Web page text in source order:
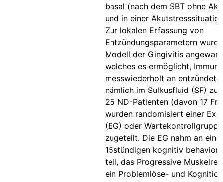
basal (nach dem SBT ohne
und in einer
Zur lokalen Erfassung von
Entzündungsparametern
Modell der Gingivitis
welches es ermöglicht,
messwiederholt an
nämlich im Sulkusfluid (SF) zu
25 ND-Patienten (davon 17
wurden randomisiert einer
(EG) oder
zugeteilt. Die EG nahm an
15stündigen kognitiv
teil, das Progressive
ein Problemlöse- und